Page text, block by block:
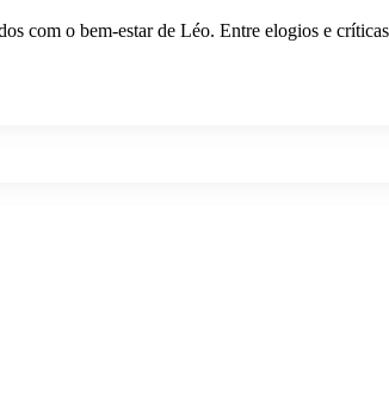
com o bem-estar de Léo. Entre elogios e